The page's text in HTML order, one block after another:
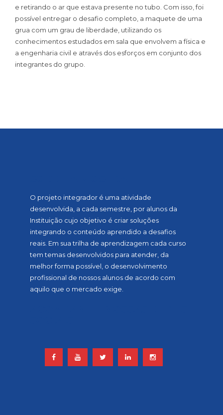
e retirando o ar que estava presente no tubo. Com isso, foi
possível entregar o desafio completo, a maquete de uma
grua com um grau de liberdade, utilizando os
conhecimentos estudados em sala que envolvem a física e
a engenharia civil e através dos esforços em conjunto dos
integrantes do grupo.
O projeto integrador é uma atividade
desenvolvida, a cada semestre, por alunos da
Instituição cujo objetivo é criar soluções
integrando o conteúdo aprendido a desafios
reais. Em sua trilha de aprendizagem cada curso
tem temas desenvolvidos para atender, da
melhor forma possível, o desenvolvimento
profissional de nossos alunos de acordo com
aquilo que o mercado exige.